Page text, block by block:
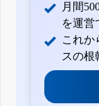
月間
を運営
これか
スの根